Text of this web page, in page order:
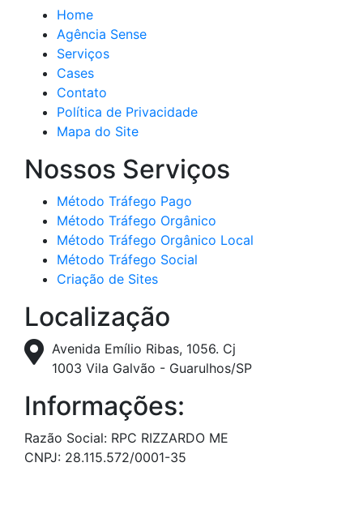
Home
Agência Sense
Serviços
Cases
Contato
Política de Privacidade
Mapa do Site
Nossos Serviços
Método Tráfego Pago
Método Tráfego Orgânico
Método Tráfego Orgânico Local
Método Tráfego Social
Criação de Sites
Localização
Avenida Emílio Ribas, 1056. Cj
1003 Vila Galvão - Guarulhos/SP
Informações:
Razão Social: RPC RIZZARDO ME
CNPJ: 28.115.572/0001-35